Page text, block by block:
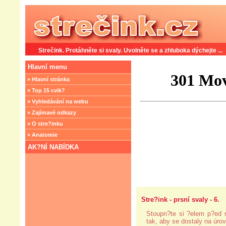
Strečink. Protáhněte si svaly. Uvolněte se a zhluboka dýchejte ...
Hlavní menu
» Hlavní stránka
» Top 15 cvik?
» Vyhledávání na webu
» Zajímavé odkazy
» O stre?inku
» Anatomie
AK?NÍ NABÍDKA
Stre?ink - prsní svaly - 6.
Stoupn?te si ?elem p?ed
tak, aby se dostaly na